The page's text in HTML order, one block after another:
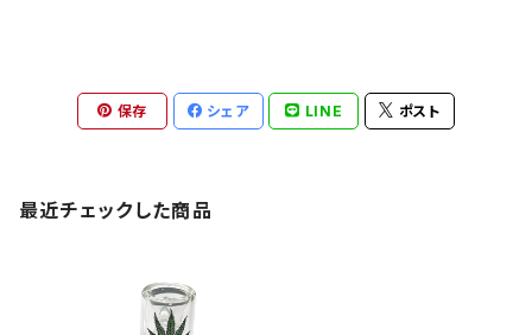
保存 シェア LINE ポスト
最近チェックした商品